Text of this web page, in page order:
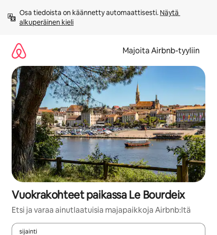
sisältö
väliin
Osa tiedoista on käännetty automaattisesti. Näytä
alkuperäinen kieli
Majoita Airbnb-tyyliin
Vuokrakohteet paikassa Le Bourdeix
Etsi ja varaa ainutlaatuisia majapaikkoja Airbnb:ltä
sijainti